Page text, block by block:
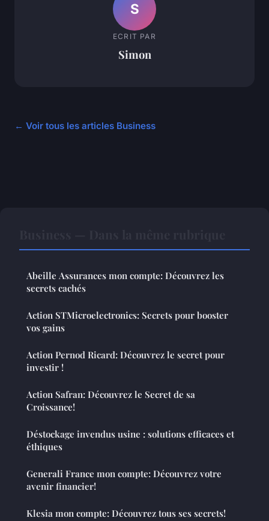
S
ECRIT PAR
Simon
← Voir tous les articles Business
Abeille Assurances mon compte: Découvrez les
secrets cachés
Action STMicroelectronics: Secrets pour booster
vos gains
Action Pernod Ricard: Découvrez le secret pour
investir !
Action Safran: Découvrez le Secret de sa
Croissance!
Déstockage invendus usine : solutions efficaces et
éthiques
Generali France mon compte: Découvrez votre
avenir financier!
Klesia mon compte: Découvrez tous ses secrets!